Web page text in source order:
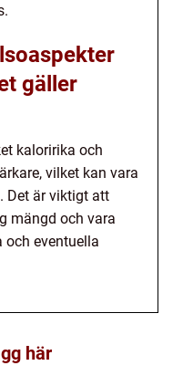
gäller
kaloririka och
vilket kan vara
Det är viktigt att
mängd och vara
och eventuella
här